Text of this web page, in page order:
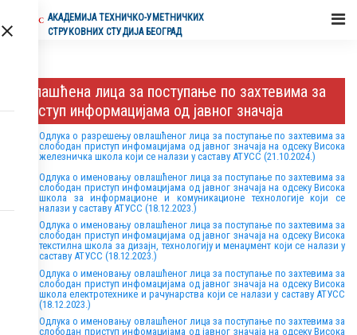
АКАДЕМИЈA ТЕХНИЧКО-УМЕТНИЧКИХ
СТРУКОВНИХ СТУДИЈА БЕОГРАД
Овлашћена лица за поступање по захтевима за
приступ информацијама од јавног значаја
Одлука о разрешењу овлашћеног лица за поступање по захтевима за
слободан приступ инфомацијама од јавног значаја на одсеку Висока
железничка школа који се налази у саставу АТУСС (21.10.2024.)
Одлука о именовању овлашћеног лица за поступање по захтевима за
слободан приступ инфомацијама од јавног значаја на одсеку Висока
школа за информационе и комуникационе технологије који се
налази у саставу АТУСС (18.12.2023.)
Одлука о именовању овлашћеног лица за поступање по захтевима за
слободан приступ инфомацијама од јавног значаја на одсеку Висока
текстилна школа за дизајн, технологију и менаџмент који се налази у
саставу АТУСС (18.12.2023.)
Одлука о именовању овлашћеног лица за поступање по захтевима за
слободан приступ инфомацијама од јавног значаја на одсеку Висока
школа електротехнике и рачунарства који се налази у саставу АТУСС
(18.12.2023.)
Одлука о именовању овлашћеног лица за поступање по захтевима за
слободан приступ инфомацијама од јавног значаја на одсеку Висока